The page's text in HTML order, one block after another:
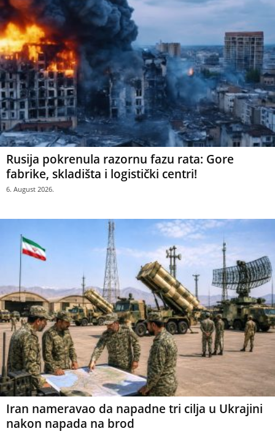
Rusija pokrenula razornu fazu rata: Gore
fabrike, skladišta i logistički centri!
6. August 2026.
Iran nameravao da napadne tri cilja u Ukrajini
nakon napada na brod